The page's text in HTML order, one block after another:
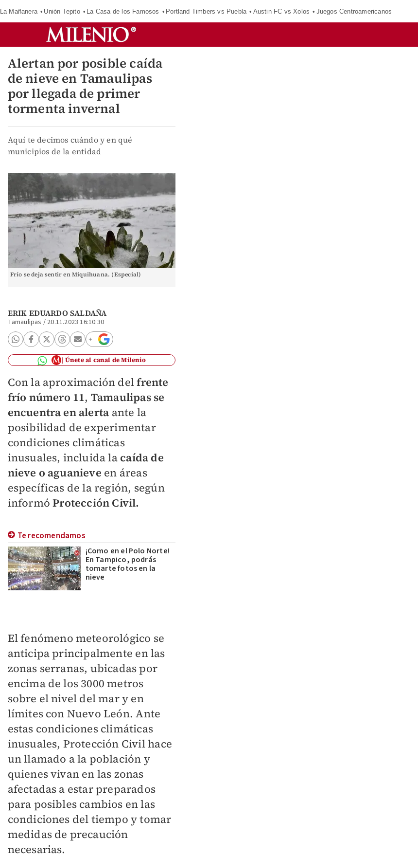
La Mañanera Unión Tepito La Casa de los Famosos Portland Timbers vs Puebla Austin FC vs Xolos Juegos Centroamericanos
Alertan por posible caída
de nieve en Tamaulipas
por llegada de primer
tormenta invernal
Aquí te decimos cuándo y en qué
municipios de la entidad
Frío se deja sentir en Miquihuana. (Especial)
ERIK EDUARDO SALDAÑA
Tamaulipas / 20.11.2023 16:10:30
Únete al canal de Milenio
Con la aproximación delfrente
frío número 11, Tamaulipas se
encuentra en alerta ante la
posibilidad de experimentar
condiciones climáticas
inusuales, incluida la caída de
nieve o aguanieve en áreas
específicas de la región, según
informóProtección Civil.
Te recomendamos
¡Como en el Polo Norte!
En Tampico, podrás
tomarte fotos en la
nieve
El fenómeno meteorológico se
anticipa principalmente en las
zonas serranas, ubicadas por
encima de los 3000 metros
sobre el nivel del mar y en
límites con Nuevo León.Ante
estas condiciones climáticas
inusuales, Protección Civil hace
un llamado a la población y
quienes vivan en las zonas
afectadas a estar preparados
para posibles cambios en las
condiciones del tiempo y tomar
medidas de precaución
necesarias.